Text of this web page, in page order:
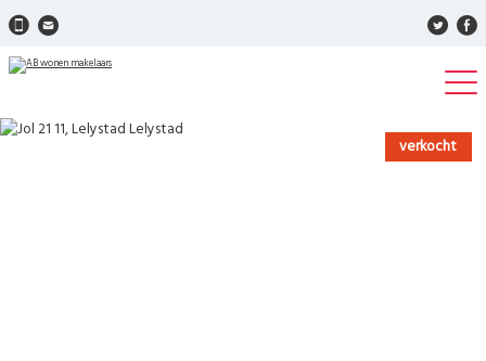
verkocht